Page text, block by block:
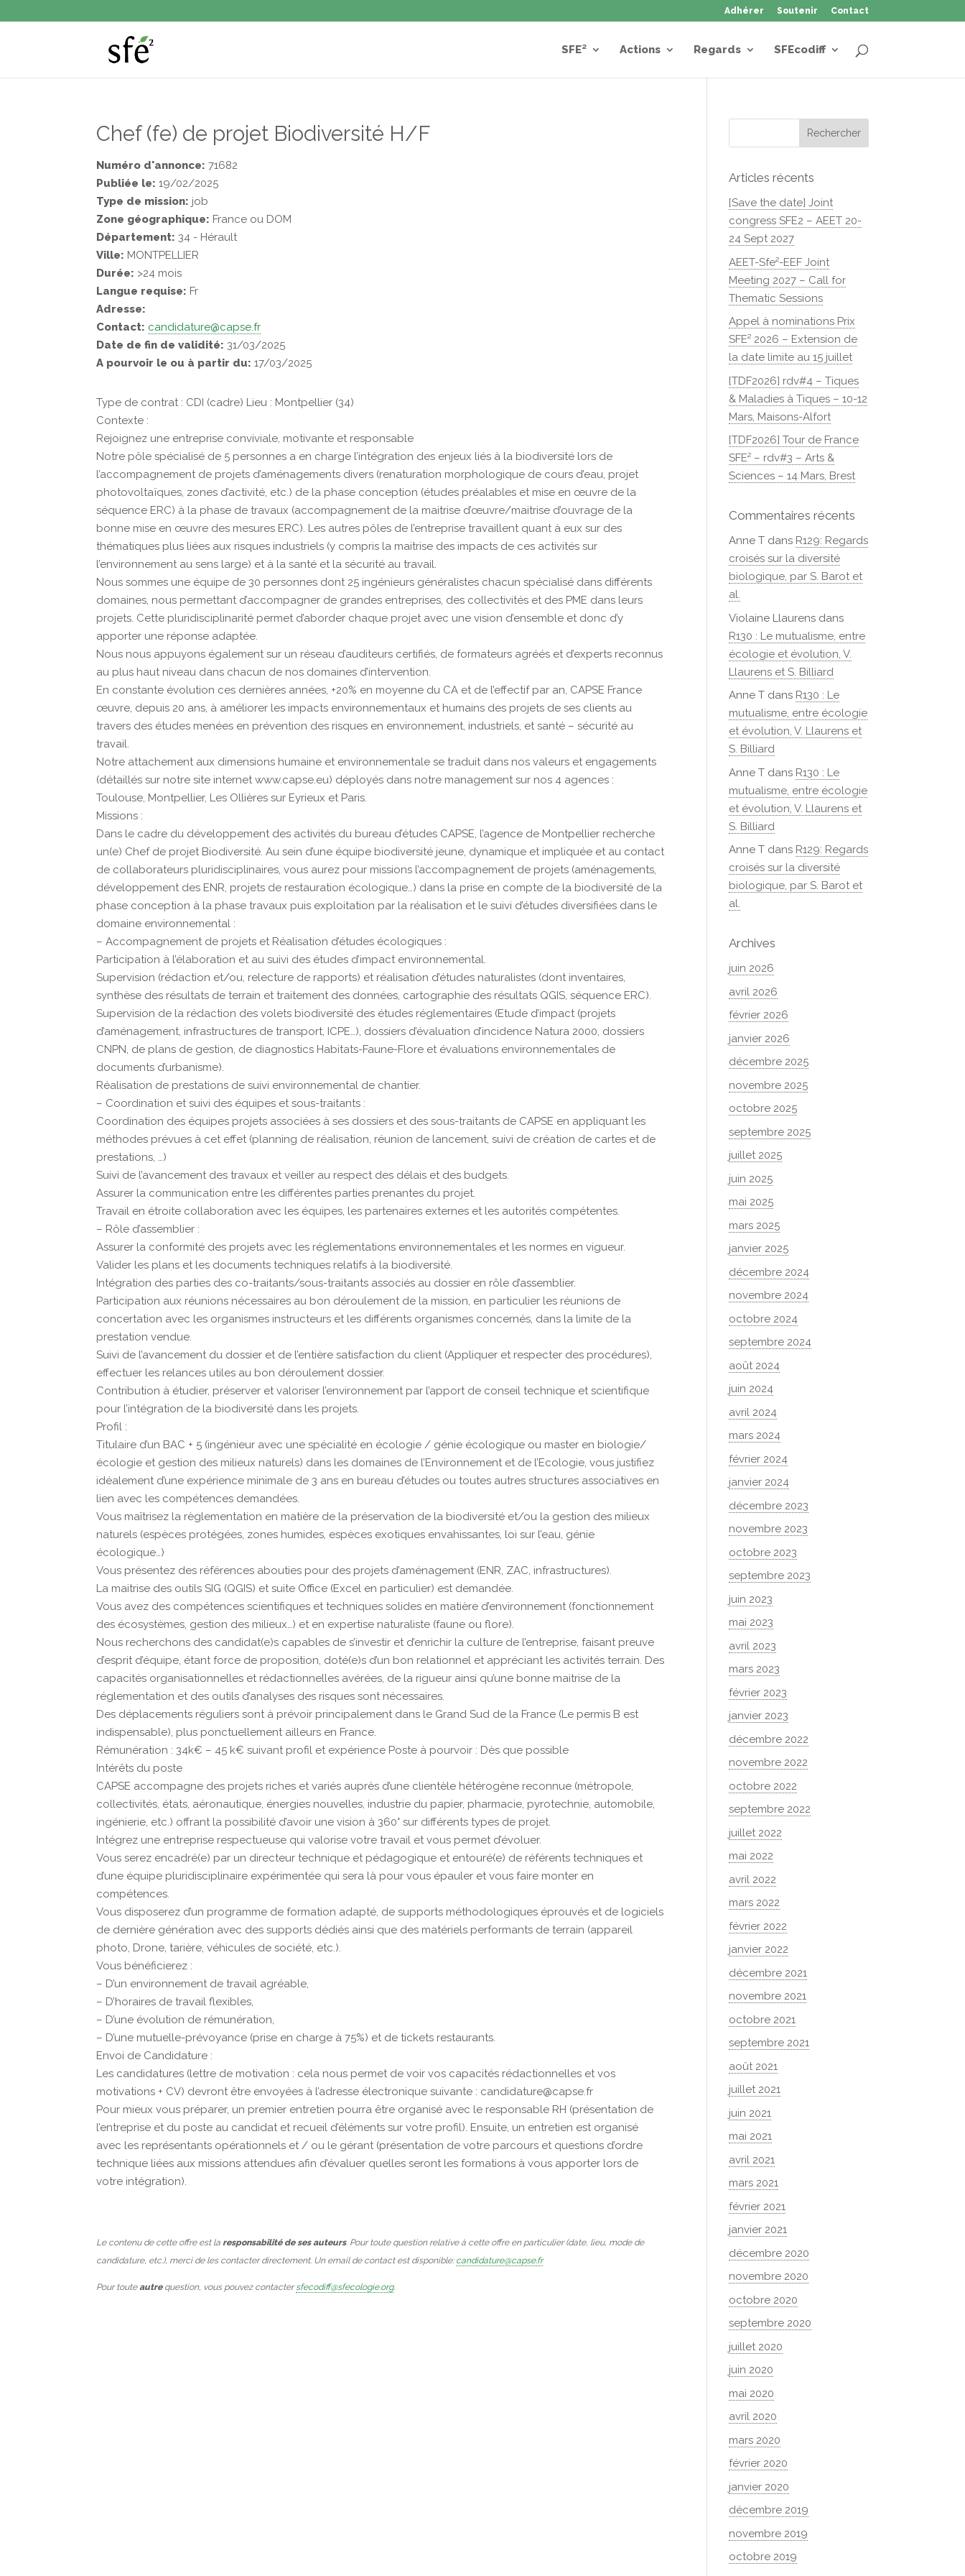
Adhérer Soutenir Contact
SFE² Actions Regards SFEcodiff
Chef (fe) de projet Biodiversité H/F
Numéro d'annonce: 71682
Publiée le: 19/02/2025
Type de mission: job
Zone géographique: France ou DOM
Département: 34 - Hérault
Ville: MONTPELLIER
Durée: >24 mois
Langue requise: Fr
Adresse:
Contact: candidature@capse.fr
Date de fin de validité: 31/03/2025
A pourvoir le ou à partir du: 17/03/2025
Type de contrat : CDI (cadre) Lieu : Montpellier (34)
Contexte :
Rejoignez une entreprise conviviale, motivante et responsable
Notre pôle spécialisé de 5 personnes a en charge l’intégration des enjeux liés à la biodiversité lors de
l’accompagnement de projets d’aménagements divers (renaturation morphologique de cours d’eau, projet
photovoltaïques, zones d’activité, etc.) de la phase conception (études préalables et mise en œuvre de la
séquence ERC) à la phase de travaux (accompagnement de la maitrise d’œuvre/maitrise d’ouvrage de la
bonne mise en œuvre des mesures ERC). Les autres pôles de l’entreprise travaillent quant à eux sur des
thématiques plus liées aux risques industriels (y compris la maitrise des impacts de ces activités sur
l’environnement au sens large) et à la santé et la sécurité au travail.
Nous sommes une équipe de 30 personnes dont 25 ingénieurs généralistes chacun spécialisé dans différents
domaines, nous permettant d’accompagner de grandes entreprises, des collectivités et des PME dans leurs
projets. Cette pluridisciplinarité permet d’aborder chaque projet avec une vision d’ensemble et donc d’y
apporter une réponse adaptée.
Nous nous appuyons également sur un réseau d’auditeurs certifiés, de formateurs agréés et d’experts reconnus
au plus haut niveau dans chacun de nos domaines d’intervention.
En constante évolution ces dernières années, +20% en moyenne du CA et de l’effectif par an, CAPSE France
œuvre, depuis 20 ans, à améliorer les impacts environnementaux et humains des projets de ses clients au
travers des études menées en prévention des risques en environnement, industriels, et santé – sécurité au
travail.
Notre attachement aux dimensions humaine et environnementale se traduit dans nos valeurs et engagements
(détaillés sur notre site internet www.capse.eu) déployés dans notre management sur nos 4 agences :
Toulouse, Montpellier, Les Ollières sur Eyrieux et Paris.
Missions :
Dans le cadre du développement des activités du bureau d’études CAPSE, l’agence de Montpellier recherche
un(e) Chef de projet Biodiversité. Au sein d’une équipe biodiversité jeune, dynamique et impliquée et au contact
de collaborateurs pluridisciplinaires, vous aurez pour missions l’accompagnement de projets (aménagements,
développement des ENR, projets de restauration écologique…) dans la prise en compte de la biodiversité de la
phase conception à la phase travaux puis exploitation par la réalisation et le suivi d’études diversifiées dans le
domaine environnemental :
– Accompagnement de projets et Réalisation d’études écologiques :
Participation à l’élaboration et au suivi des études d’impact environnemental.
Supervision (rédaction et/ou, relecture de rapports) et réalisation d’études naturalistes (dont inventaires,
synthèse des résultats de terrain et traitement des données, cartographie des résultats QGIS, séquence ERC).
Supervision de la rédaction des volets biodiversité des études réglementaires (Etude d’impact (projets
d’aménagement, infrastructures de transport, ICPE…), dossiers d’évaluation d’incidence Natura 2000, dossiers
CNPN, de plans de gestion, de diagnostics Habitats-Faune-Flore et évaluations environnementales de
documents d’urbanisme).
Réalisation de prestations de suivi environnemental de chantier.
– Coordination et suivi des équipes et sous-traitants :
Coordination des équipes projets associées à ses dossiers et des sous-traitants de CAPSE en appliquant les
méthodes prévues à cet effet (planning de réalisation, réunion de lancement, suivi de création de cartes et de
prestations, …)
Suivi de l’avancement des travaux et veiller au respect des délais et des budgets.
Assurer la communication entre les différentes parties prenantes du projet.
Travail en étroite collaboration avec les équipes, les partenaires externes et les autorités compétentes.
– Rôle d’assemblier :
Assurer la conformité des projets avec les réglementations environnementales et les normes en vigueur.
Valider les plans et les documents techniques relatifs à la biodiversité.
Intégration des parties des co-traitants/sous-traitants associés au dossier en rôle d’assemblier.
Participation aux réunions nécessaires au bon déroulement de la mission, en particulier les réunions de
concertation avec les organismes instructeurs et les différents organismes concernés, dans la limite de la
prestation vendue.
Suivi de l’avancement du dossier et de l’entière satisfaction du client (Appliquer et respecter des procédures),
effectuer les relances utiles au bon déroulement dossier.
Contribution à étudier, préserver et valoriser l’environnement par l’apport de conseil technique et scientifique
pour l’intégration de la biodiversité dans les projets.
Profil :
Titulaire d’un BAC + 5 (ingénieur avec une spécialité en écologie / génie écologique ou master en biologie/
écologie et gestion des milieux naturels) dans les domaines de l’Environnement et de l’Ecologie, vous justifiez
idéalement d’une expérience minimale de 3 ans en bureau d’études ou toutes autres structures associatives en
lien avec les compétences demandées.
Vous maîtrisez la règlementation en matière de la préservation de la biodiversité et/ou la gestion des milieux
naturels (espèces protégées, zones humides, espèces exotiques envahissantes, loi sur l’eau, génie
écologique…)
Vous présentez des références abouties pour des projets d’aménagement (ENR, ZAC, infrastructures).
La maitrise des outils SIG (QGIS) et suite Office (Excel en particulier) est demandée.
Vous avez des compétences scientifiques et techniques solides en matière d’environnement (fonctionnement
des écosystèmes, gestion des milieux…) et en expertise naturaliste (faune ou flore).
Nous recherchons des candidat(e)s capables de s’investir et d’enrichir la culture de l’entreprise, faisant preuve
d’esprit d’équipe, étant force de proposition, doté(e)s d’un bon relationnel et appréciant les activités terrain. Des
capacités organisationnelles et rédactionnelles avérées, de la rigueur ainsi qu’une bonne maitrise de la
réglementation et des outils d’analyses des risques sont nécessaires.
Des déplacements réguliers sont à prévoir principalement dans le Grand Sud de la France (Le permis B est
indispensable), plus ponctuellement ailleurs en France.
Rémunération : 34k€ – 45 k€ suivant profil et expérience Poste à pourvoir : Dès que possible
Intérêts du poste
CAPSE accompagne des projets riches et variés auprès d’une clientèle hétérogène reconnue (métropole,
collectivités, états, aéronautique, énergies nouvelles, industrie du papier, pharmacie, pyrotechnie, automobile,
ingénierie, etc.) offrant la possibilité d’avoir une vision à 360° sur différents types de projet.
Intégrez une entreprise respectueuse qui valorise votre travail et vous permet d’évoluer.
Vous serez encadré(e) par un directeur technique et pédagogique et entouré(e) de référents techniques et
d’une équipe pluridisciplinaire expérimentée qui sera là pour vous épauler et vous faire monter en
compétences.
Vous disposerez d’un programme de formation adapté, de supports méthodologiques éprouvés et de logiciels
de dernière génération avec des supports dédiés ainsi que des matériels performants de terrain (appareil
photo, Drone, tarière, véhicules de société, etc.).
Vous bénéficierez :
– D’un environnement de travail agréable,
– D’horaires de travail flexibles,
– D’une évolution de rémunération,
– D’une mutuelle-prévoyance (prise en charge à 75%) et de tickets restaurants.
Envoi de Candidature :
Les candidatures (lettre de motivation : cela nous permet de voir vos capacités rédactionnelles et vos
motivations + CV) devront être envoyées à l’adresse électronique suivante : candidature@capse.fr
Pour mieux vous préparer, un premier entretien pourra être organisé avec le responsable RH (présentation de
l’entreprise et du poste au candidat et recueil d’éléments sur votre profil). Ensuite, un entretien est organisé
avec les représentants opérationnels et / ou le gérant (présentation de votre parcours et questions d’ordre
technique liées aux missions attendues afin d’évaluer quelles seront les formations à vous apporter lors de
votre intégration).
Le contenu de cette offre est laresponsabilité de ses auteurs. Pour toute question relative à cette offre en particulier (date, lieu, mode de
candidature, etc.), merci de les contacter directement. Un email de contact est disponible: candidature@capse.fr
Pour touteautrequestion, vous pouvez contactersfecodiff@sfecologie.org.
Articles récents
[Save the date] Joint
congress SFE2 – AEET 20-
24 Sept 2027
AEET-Sfe²-EEF Joint
Meeting 2027 – Call for
Thematic Sessions
Appel à nominations Prix
SFE² 2026 – Extension de
la date limite au 15 juillet
[TDF2026] rdv#4 – Tiques
& Maladies à Tiques – 10-12
Mars, Maisons-Alfort
[TDF2026] Tour de France
SFE² – rdv#3 – Arts &
Sciences – 14 Mars, Brest
Commentaires récents
Anne T dans R129: Regards
croisés sur la diversité
biologique, par S. Barot et
al.
Violaine Llaurens dans
R130 : Le mutualisme, entre
écologie et évolution, V.
Llaurens et S. Billiard
Anne T dans R130 : Le
mutualisme, entre écologie
et évolution, V. Llaurens et
S. Billiard
Anne T dans R130 : Le
mutualisme, entre écologie
et évolution, V. Llaurens et
S. Billiard
Anne T dans R129: Regards
croisés sur la diversité
biologique, par S. Barot et
al.
Archives
juin 2026
avril 2026
février 2026
janvier 2026
décembre 2025
novembre 2025
octobre 2025
septembre 2025
juillet 2025
juin 2025
mai 2025
mars 2025
janvier 2025
décembre 2024
novembre 2024
octobre 2024
septembre 2024
août 2024
juin 2024
avril 2024
mars 2024
février 2024
janvier 2024
décembre 2023
novembre 2023
octobre 2023
septembre 2023
juin 2023
mai 2023
avril 2023
mars 2023
février 2023
janvier 2023
décembre 2022
novembre 2022
octobre 2022
septembre 2022
juillet 2022
mai 2022
avril 2022
mars 2022
février 2022
janvier 2022
décembre 2021
novembre 2021
octobre 2021
septembre 2021
août 2021
juillet 2021
juin 2021
mai 2021
avril 2021
mars 2021
février 2021
janvier 2021
décembre 2020
novembre 2020
octobre 2020
septembre 2020
juillet 2020
juin 2020
mai 2020
avril 2020
mars 2020
février 2020
janvier 2020
décembre 2019
novembre 2019
octobre 2019